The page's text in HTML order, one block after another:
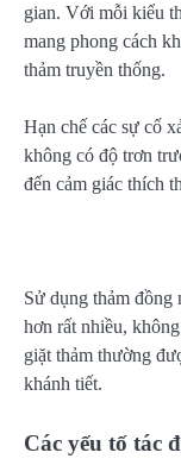
gian. Với mỗi kiểu
mang phong cách
thảm truyền thống.
Hạn chế các sự cố
không có độ trơn
đến cảm giác thích
Sử dụng thảm đồng
hơn rất nhiều,
giặt thảm thường
khánh tiết.
Các yếu tố tác